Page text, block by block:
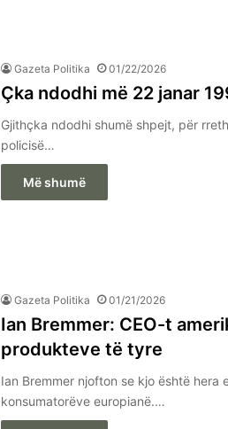
Gazeta Politika 01/22/2026
Çka ndodhi më 22 janar
Gjithçka ndodhi shumë shpejt, për
policisë…
Më shumë
Gazeta Politika 01/21/2026
Ian Bremmer: CEO-t
produkteve të tyre
Ian Bremmer njofton se kjo është
konsumatorëve europianë.…